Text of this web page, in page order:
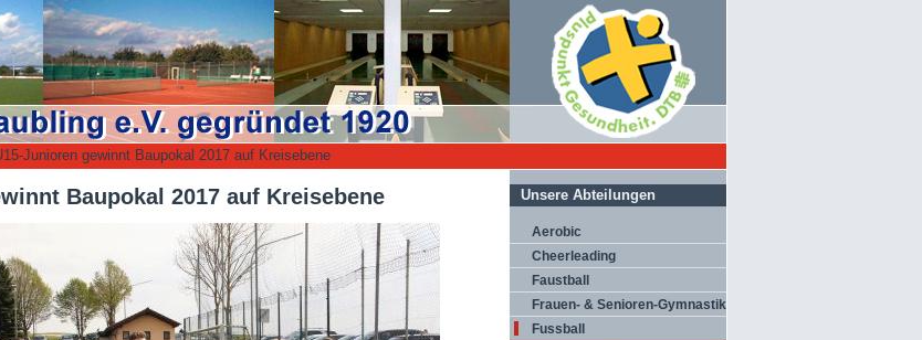
Junioren gewinnt Baupokal 2017 auf Kreisebene
Baupokal 2017 auf Kreisebene Unsere Abteilungen
Aerobic
Cheerleading
Faustball
Frauen- & Senioren-Gymnastik
Fussball